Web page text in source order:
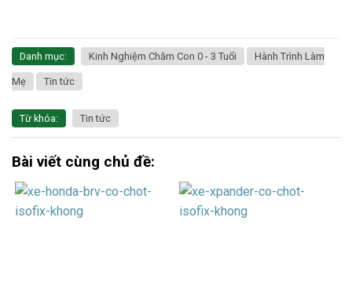
Danh mục: Kinh Nghiệm Chăm Con 0 - 3 Tuổi Hành Trình Làm
Mẹ Tin tức
Từ khóa: Tin tức
Bài viết cùng chủ đề: